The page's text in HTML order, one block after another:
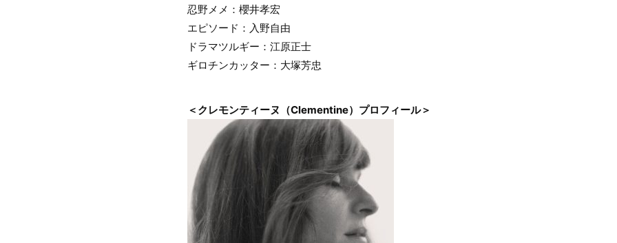
忍野メメ：櫻井孝宏
エピソード：入野自由
ドラマツルギー：江原正士
ギロチンカッター：大塚芳忠
＜クレモンティーヌ（Clementine）プロフィール＞